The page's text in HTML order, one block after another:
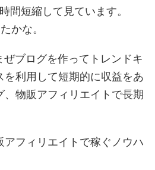
間短縮して見ています。
かな。
ブログを作ってトレンドキ
を利用して短期的に収益をあ
、物販アフィリエイトで長期
アフィリエイトで稼ぐノウハ